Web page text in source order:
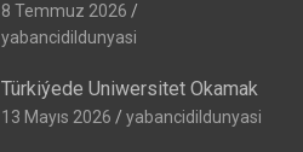
8 Temmuz 2026
yabancidildunyasi
Türkiýede Uniwersitet Okamak
13 Mayıs 2026 yabancidildunyasi